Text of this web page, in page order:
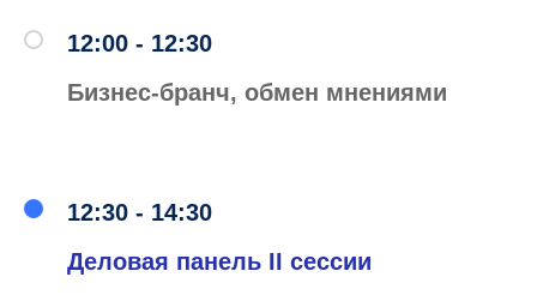
12:00 - 12:30
Бизнес-бранч, обмен мнениями
12:30 - 14:30
Деловая панель II сессии